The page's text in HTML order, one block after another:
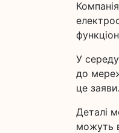
У
до
це
Деталі
можуть